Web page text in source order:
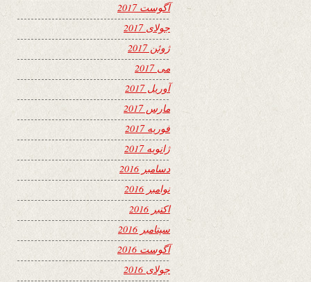
آگوست 2017
جولای 2017
ژوئن 2017
می 2017
آوریل 2017
مارس 2017
فوریه 2017
ژانویه 2017
دسامبر 2016
نوامبر 2016
اکتبر 2016
سپتامبر 2016
آگوست 2016
جولای 2016